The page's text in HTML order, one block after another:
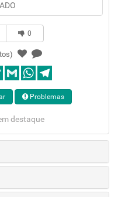
0
Problemas
destaque